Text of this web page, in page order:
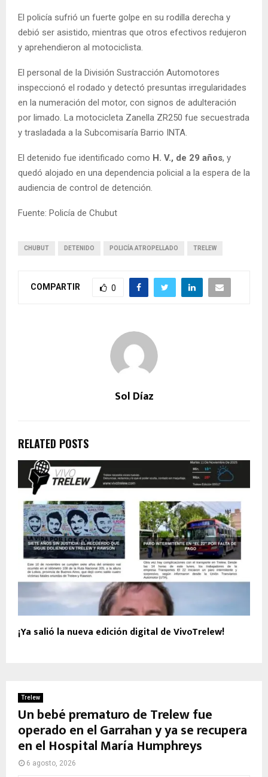
El policía sufrió un fuerte golpe en su rodilla derecha y
debió ser asistido, mientras que otros efectivos redujeron
y aprehendieron al motociclista.
El personal de la División Sustracción Automotores
inspeccionó el rodado y detectó presuntas irregularidades
en la numeración del motor, con signos de adulteración
por limado. La motocicleta Zanella ZR250 fue secuestrada
y trasladada a la Subcomisaría Barrio INTA.
El detenido fue identificado como H. V., de 29 años, y
quedó alojado en una dependencia policial a la espera de la
audiencia de control de detención.
Fuente: Policía de Chubut
CHUBUT DETENIDO POLICÍA ATROPELLADO TRELEW
COMPARTIR 0
Sol Díaz
RELATED POSTS
¡Ya salió la nueva edición digital de VivoTrelew!
Trelew
Un bebé prematuro de Trelew fue
operado en el Garrahan y ya se recupera
en el Hospital María Humphreys
6 agosto, 2026